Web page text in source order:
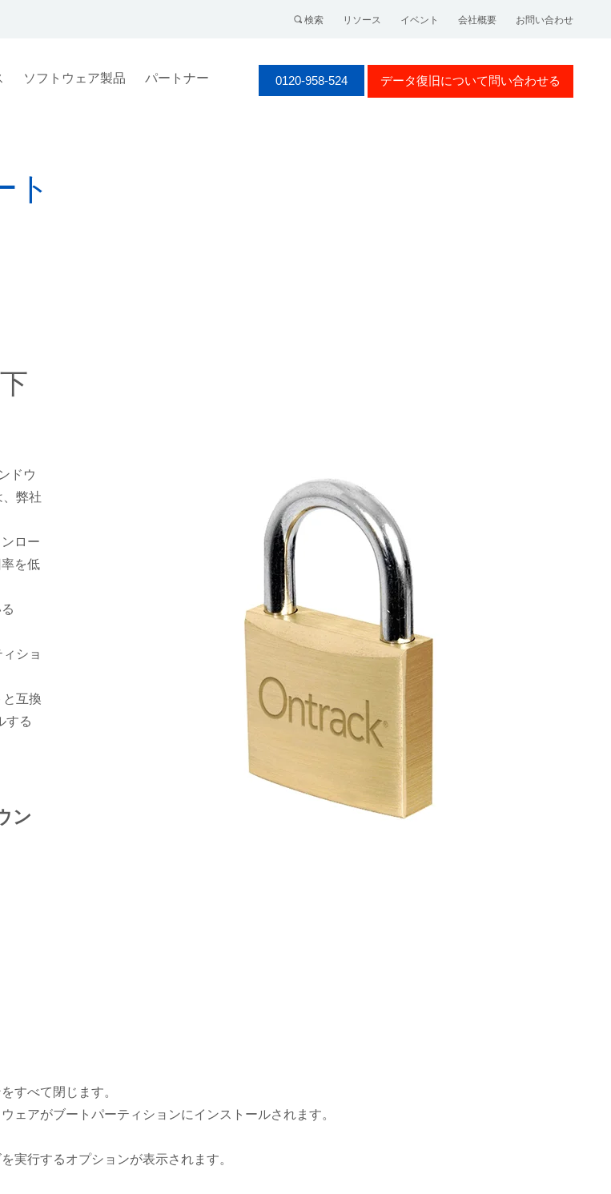
検索 リソース イベント 会社概要 お問い合わせ
ソフトウェア製品 パートナー 0120-958-524 データ復旧について問い合わせる
ト
ドウ
弊社
ロー
を低
ショ
互換
する
ン
すべて閉じます。
ェアがブートパーティションにインストールされます。
実行するオプションが表示されます。